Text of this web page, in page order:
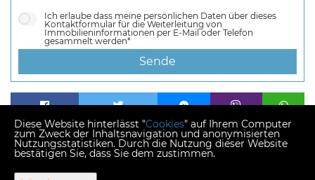
Ich erlaube dass meine persönlichen Daten über dieses
Kontaktformular für die Weiterleitung von
Immobilieninformationen per E-Mail oder Telefon
gesammelt werden*
Sende
Copyright © 2026 Agraimmo
Diese Website hinterlässt "Cookies" auf Ihrem Computer
zum Zweck der Inhaltsnavigation und anonymisierten
Nutzungsstatistiken. Durch die Nutzung dieser Website
bestätigen Sie, dass Sie dem zustimmen.